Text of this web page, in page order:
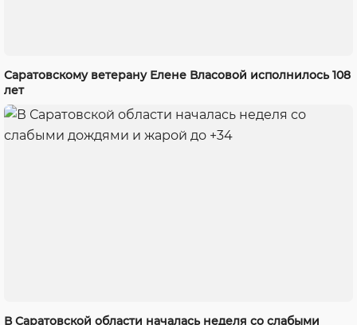
Саратовскому ветерану Елене Власовой исполнилось 108
лет
В Саратовской области началась неделя со слабыми